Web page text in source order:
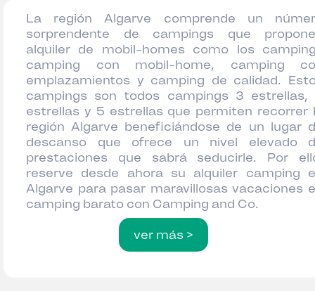
La región Algarve comprende un
sorprendente de campings que
alquiler de mobil-homes como los
camping con mobil-home, camping
emplazamientos y camping de calidad.
campings son todos campings 3 estrellas,
estrellas y 5 estrellas que permiten recorrer
región Algarve beneficiándose de un lugar
descanso que ofrece un nivel elevado
prestaciones que sabrá seducirle. Por
reserve desde ahora su alquiler camping
Algarve para pasar maravillosas vacaciones
camping barato con Camping and Co.
ver más >